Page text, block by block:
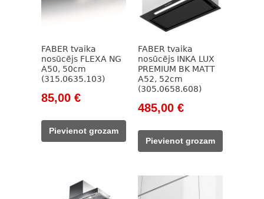
FABER tvaika
nosūcējs FLEXA NG
A50, 50cm
(315.0635.103)
Original
was:
121,00 €.
85,00 €Current
Pievienot grozam
FABER tvaika
nosūcējs INKA LUX
PREMIUM BK MATT
A52, 52cm
(305.0658.608)
Original
was:
714,00 €.
485,00 €Current
485,00 €.
Pievienot grozam